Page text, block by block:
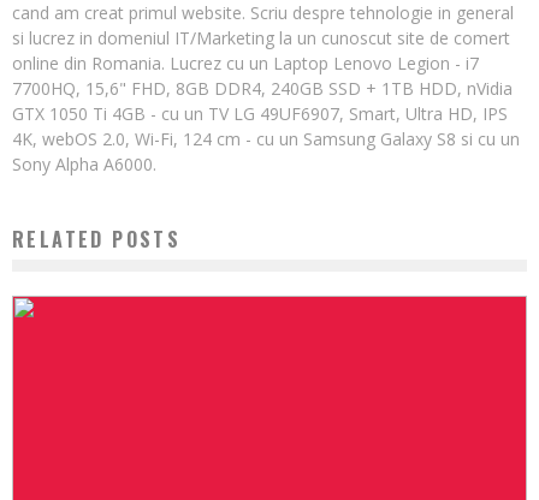
cand am creat primul website. Scriu despre tehnologie in general
si lucrez in domeniul IT/Marketing la un cunoscut site de comert
online din Romania. Lucrez cu un Laptop Lenovo Legion - i7
7700HQ, 15,6" FHD, 8GB DDR4, 240GB SSD + 1TB HDD, nVidia
GTX 1050 Ti 4GB - cu un TV LG 49UF6907, Smart, Ultra HD, IPS
4K, webOS 2.0, Wi-Fi, 124 cm - cu un Samsung Galaxy S8 si cu un
Sony Alpha A6000.
RELATED POSTS